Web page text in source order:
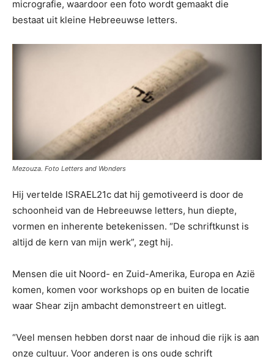
micrografie, waardoor een foto wordt gemaakt die
bestaat uit kleine Hebreeuwse letters.
Mezouza. Foto Letters and Wonders
Hij vertelde ISRAEL21c dat hij gemotiveerd is door de
schoonheid van de Hebreeuwse letters, hun diepte,
vormen en inherente betekenissen. “De schriftkunst is
altijd de kern van mijn werk”, zegt hij.
Mensen die uit Noord- en Zuid-Amerika, Europa en Azië
komen, komen voor workshops op en buiten de locatie
waar Shear zijn ambacht demonstreert en uitlegt.
“Veel mensen hebben dorst naar de inhoud die rijk is aan
onze cultuur. Voor anderen is ons oude schrift